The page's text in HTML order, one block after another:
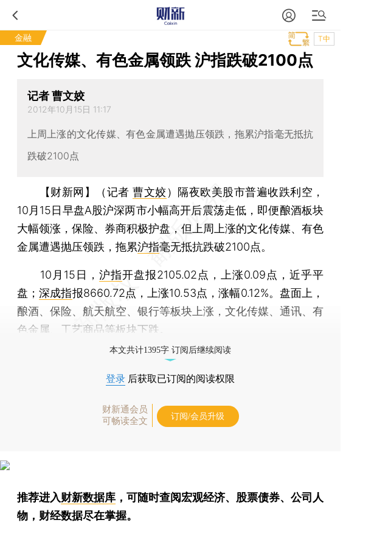
金融 T中
文化传媒、有色金属领跌 沪指跌破2100点
记者 曹文姣
2012年10月15日 11:17
上周上涨的文化传媒、有色金属遭遇抛压领跌，拖累沪指毫无抵抗
跌破2100点
【财新网】（记者曹文姣） 隔夜欧美股市普遍收跌利空，
10月15日早盘A股沪深两市小幅高开后震荡走低，即便酿酒板块
大幅领涨，保险、券商积极护盘，但上周上涨的文化传媒、有色
金属遭遇抛压领跌，拖累沪指毫无抵抗跌破2100点。
10月15日， 沪指开盘报2105.02点，上涨0.09点，近乎平
盘；深成指报8660.72点，上涨10.53点，涨幅0.12%。盘面上，
酿酒、保险、航天航空、银行等板块上涨，文化传媒、通讯、有
色金属、工艺商品等板块下跌。
本文共计1395字 订阅后继续阅读
登录 后获取已订阅的阅读权限
财新通会员
可畅读全文
订阅/会员升级
推荐进入财新数据库 ，可随时查阅宏观经济、股票债券、公司人
物，财经数据尽在掌握。